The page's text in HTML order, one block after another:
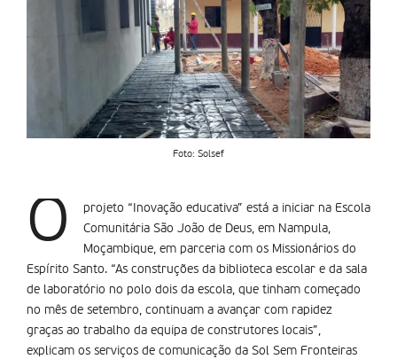
Foto: Solsef
O
projeto “Inovação educativa” está a iniciar na Escola
Comunitária São João de Deus, em Nampula,
Moçambique, em parceria com os Missionários do
Espírito Santo. “As construções da biblioteca escolar e da sala
de laboratório no polo dois da escola, que tinham começado
no mês de setembro, continuam a avançar com rapidez
graças ao trabalho da equipa de construtores locais”,
explicam os serviços de comunicação da Sol Sem Fronteiras